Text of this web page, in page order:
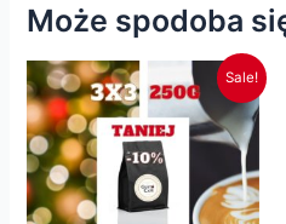
Może spodoba
Sale!